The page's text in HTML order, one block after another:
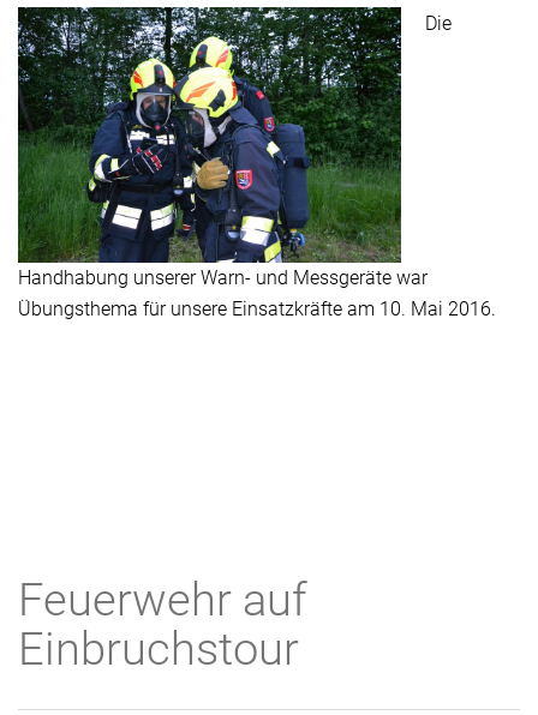
Die
Handhabung unserer Warn- und Messgeräte war
Übungsthema für unsere Einsatzkräfte am 10. Mai 2016.
Feuerwehr auf
Einbruchstour